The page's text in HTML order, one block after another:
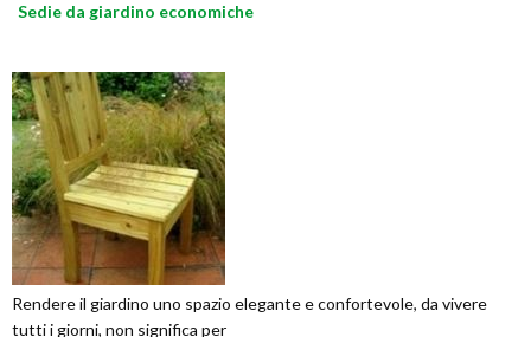
Sedie da giardino economiche
Rendere il giardino uno spazio elegante e confortevole, da vivere
tutti i giorni, non significa per